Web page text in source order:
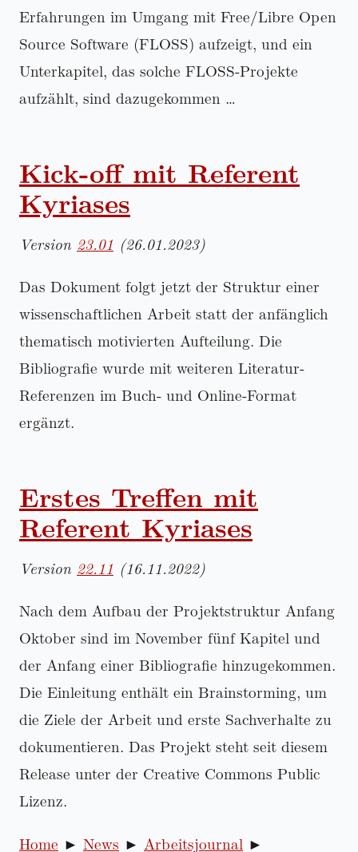
Erfahrungen im Umgang mit Free/Libre Open
Source Software (FLOSS) aufzeigt, und ein
Unterkapitel, das solche FLOSS-Projekte
aufzählt, sind dazugekommen …
Kick-off mit Referent
Kyriases
Version 23.01 (26.01.2023)
Das Dokument folgt jetzt der Struktur einer
wissenschaftlichen Arbeit statt der anfänglich
thematisch motivierten Aufteilung. Die
Bibliografie wurde mit weiteren Literatur-
Referenzen im Buch- und Online-Format
ergänzt.
Erstes Treffen mit
Referent Kyriases
Version 22.11 (16.11.2022)
Nach dem Aufbau der Projektstruktur Anfang
Oktober sind im November fünf Kapitel und
der Anfang einer Bibliografie hinzugekommen.
Die Einleitung enthält ein Brainstorming, um
die Ziele der Arbeit und erste Sachverhalte zu
dokumentieren. Das Projekt steht seit diesem
Release unter der Creative Commons Public
Lizenz.
Home News Arbeitsjournal